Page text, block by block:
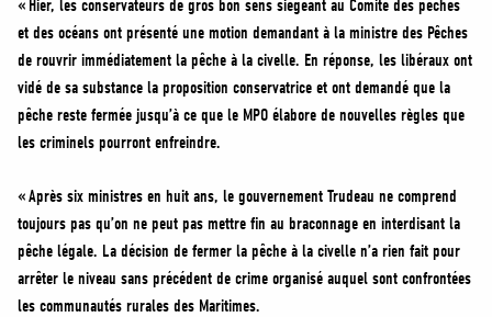
« Hier, les conservateurs de gros bon sens siégeant au Comité des pêches
et des océans ont présenté une motion demandant à la ministre des Pêches
de rouvrir immédiatement la pêche à la civelle. En réponse, les libéraux ont
vidé de sa substance la proposition conservatrice et ont demandé que la
pêche reste fermée jusqu’à ce que le MPO élabore de nouvelles règles que
les criminels pourront enfreindre.
« Après six ministres en huit ans, le gouvernement Trudeau ne comprend
toujours pas qu’on ne peut pas mettre fin au braconnage en interdisant la
pêche légale. La décision de fermer la pêche à la civelle n’a rien fait pour
arrêter le niveau sans précédent de crime organisé auquel sont confrontées
les communautés rurales des Maritimes.